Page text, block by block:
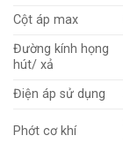
Cột áp max
Đường kính họng
hút/ xả
Điện áp sử dụng
Phớt cơ khí